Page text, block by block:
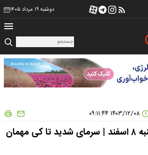
دوشنبه ۱۹ مرداد ۱۴۰۵
هواشناسی چهارشنبه ۸ اسفند | سرمای شدید تا کی مهمان